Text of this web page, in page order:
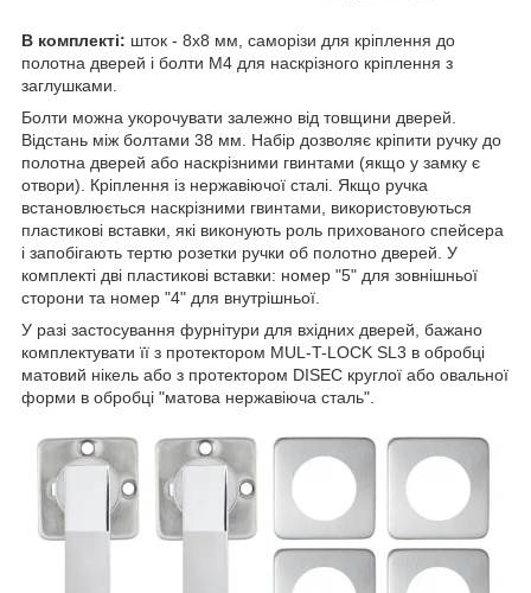
В комплекті: шток - 8х8 мм, саморізи для кріплення до
полотна дверей і болти М4 для наскрізного кріплення з
заглушками.
Болти можна укорочувати залежно від товщини дверей.
Відстань між болтами 38 мм. Набір дозволяє кріпити ручку до
полотна дверей або наскрізними гвинтами (якщо у замку є
отвори). Кріплення із нержавіючої сталі. Якщо ручка
встановлюється наскрізними гвинтами, використовуються
пластикові вставки, які виконують роль прихованого спейсера
і запобігають тертю розетки ручки об полотно дверей. У
комплекті дві пластикові вставки: номер "5" для зовнішньої
сторони та номер "4" для внутрішньої.
У разі застосування фурнітури для вхідних дверей, бажано
комплектувати її з протектором MUL-T-LOCK SL3 в обробці
матовий нікель або з протектором DISEC круглої або овальної
форми в обробці "матова нержавіюча сталь".